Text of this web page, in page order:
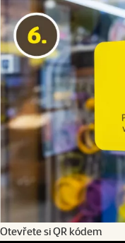
Otevřete si QR kódem